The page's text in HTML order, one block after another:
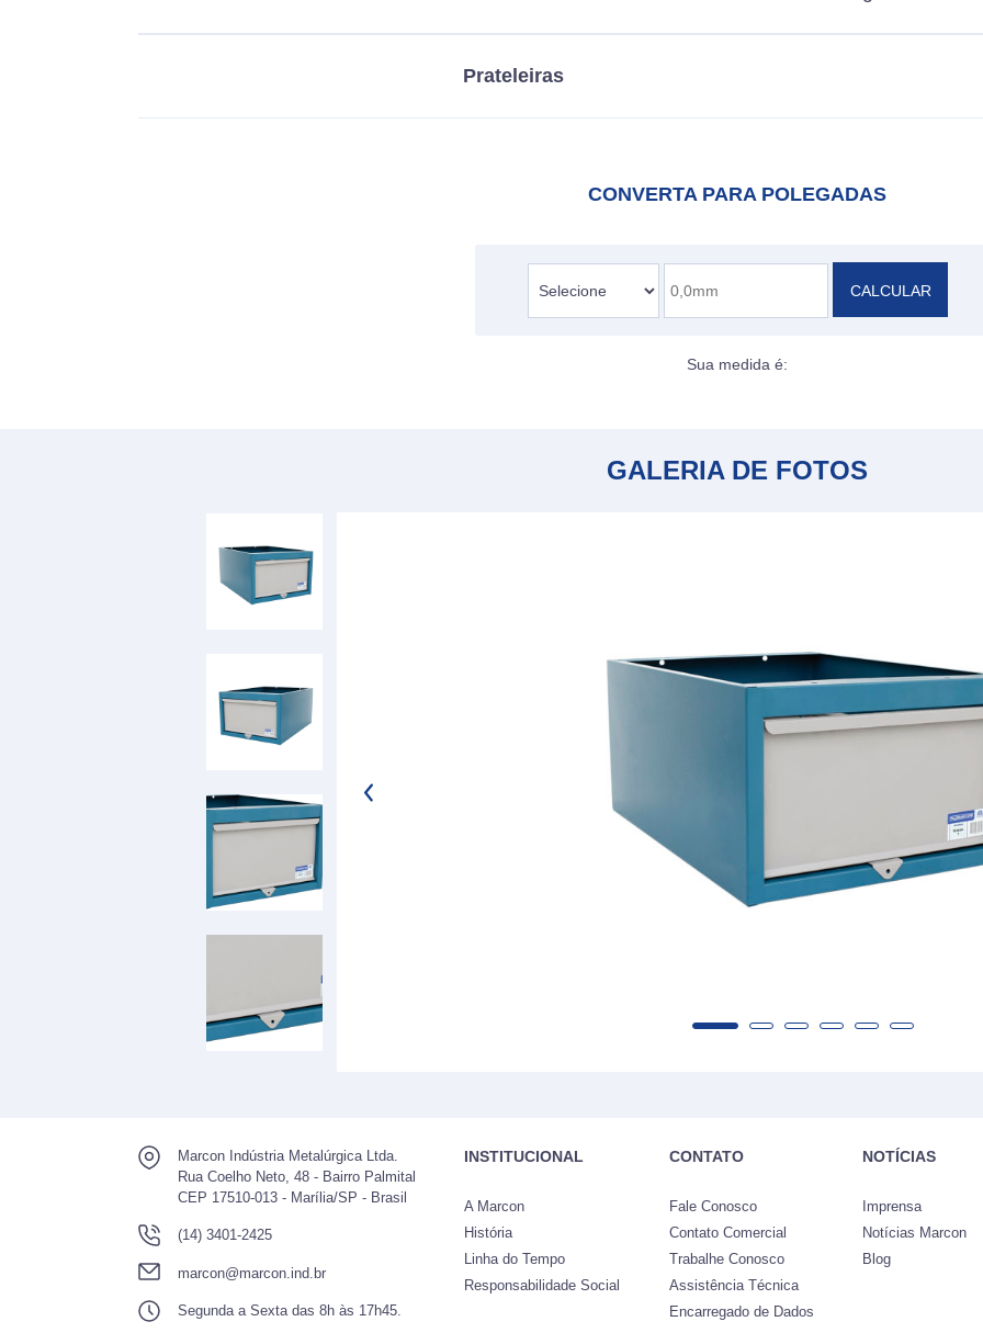
Prateleiras
CONVERTA PARA POLEGADAS
CALCULAR
Sua medida é:
GALERIA DE FOTOS
Marcon Indústria Metalúrgica Ltda.
Rua Coelho Neto, 48 - Bairro Palmital
CEP 17510-013 - Marília/SP - Brasil
(14) 3401-2425
marcon@marcon.ind.br
Segunda a Sexta das 8h às 17h45.
INSTITUCIONAL
A Marcon
História
Linha do Tempo
Responsabilidade Social
CONTATO
Fale Conosco
Contato Comercial
Trabalhe Conosco
Assistência Técnica
Encarregado de Dados
NOTÍCIAS
Imprensa
Notícias Marcon
Blog